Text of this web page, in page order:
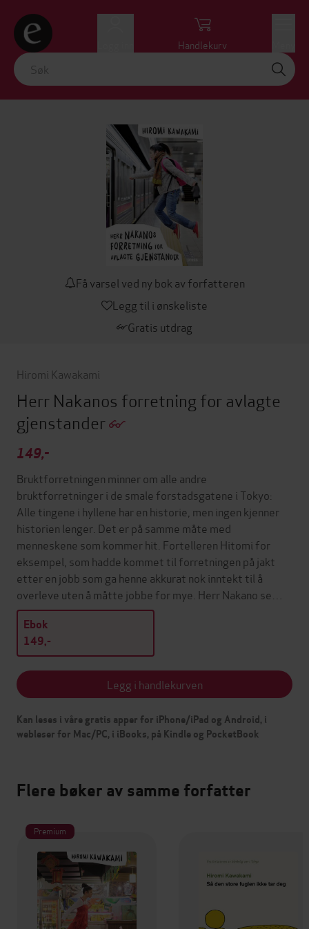
Handlekurv
Få varsel ved ny bok av forfatteren
Legg til i ønskeliste
Gratis utdrag
Hiromi Kawakami
Herr Nakanos forretning for avlagte
gjenstander
149,-
Bruktforretningen minner om alle andre
bruktforretninger i de smale forstadsgatene i Tokyo:
Alle tingene i hyllene har en historie, men ingen kjenner
historien lenger. Det er på samme måte med
menneskene som kommer hit. Fortelleren Hitomi for
eksempel, som hadde kommet til forretningen på jakt
etter en jobb som ga henne akkurat nok inntekt til å
overleve uten å måtte jobbe for mye. Herr Nakano se…
Ebok
149,-
Legg i handlekurven
Kan leses i våre gratis apper for iPhone/iPad og Android, i
webleser for Mac/PC, i iBooks, på Kindle og PocketBook
Flere bøker av samme forfatter
Premium